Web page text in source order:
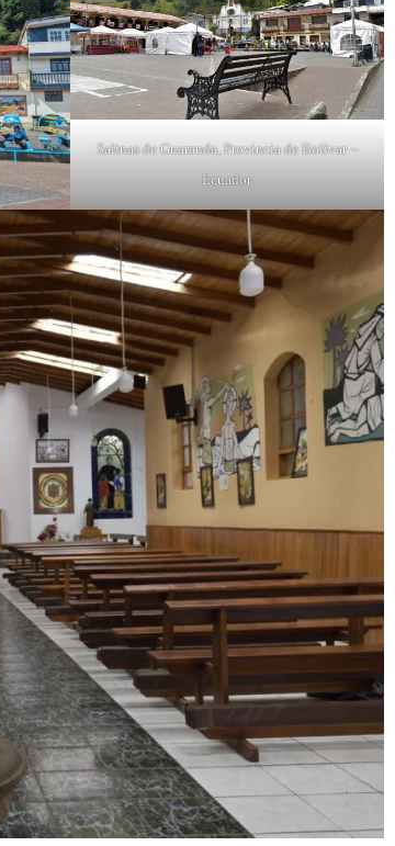
Salinas de Guaranda, Provincia de Bolívar –
Ecuador